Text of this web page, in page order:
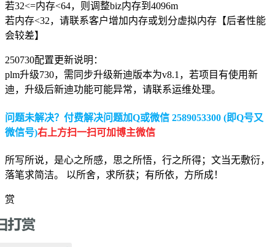
若32<=内存<64，则调整biz内存到4096m
若内存<32，请联系客户增加内存或划分虚拟内存【后者性能
会较差】
250730配置更新说明：
plm升级730，需同步升级新迪版本为v8.1，若项目有使用新
迪，升级后新迪功能可能异常，请联系运维处理。
问题未解决？付费解决问题加Q或微信 2589053300 (即Q号又
微信号)右上方扫一扫可加博主微信
所写所说，是心之所感，思之所悟，行之所得；文当无敷衍，
落笔求简洁。 以所舍，求所获；有所依，方所成！
赏